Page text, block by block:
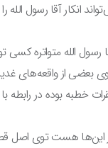
انکار آقا رسول الله را
الله متواتره کسی
بعضی از واقعه‌های غدیر
خطبه بوده در رابطه با
هست توی اصل